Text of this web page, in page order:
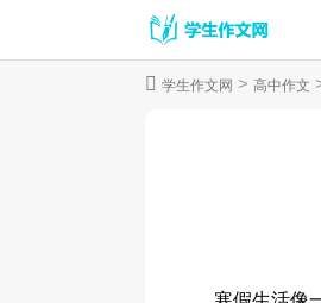
学生作文网 > 高中作文